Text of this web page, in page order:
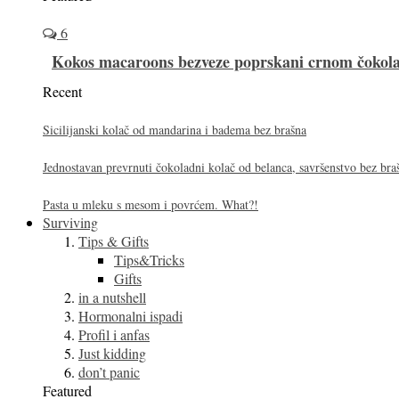
6
Kokos macaroons bezveze poprskani crnom
Recent
Sicilijanski kolač od mandarina i badema bez brašna
Jednostavan prevrnuti čokoladni kolač od belanca, savršenstvo bez
Pasta u mleku s mesom i povrćem. What?!
Surviving
Tips & Gifts
Tips&Tricks
Gifts
in a nutshell
Hormonalni ispadi
Profil i anfas
Just kidding
don’t panic
Featured